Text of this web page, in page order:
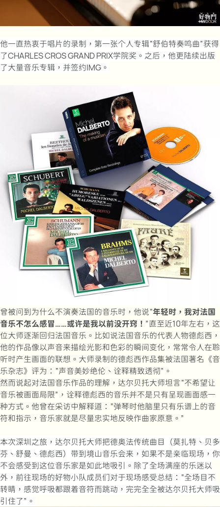
他一直热衷于唱片的录制，第一张个人专辑“舒伯特奏鸣曲”获得
了CHARLES CROS GRAND PRIX学院奖。之后，他更陆续出版
了大量音乐专辑，并签约IMG。
曾被问到为什么不演奏法国的音乐时，他说“年轻时，我对法国
音乐不怎么感冒……或许是我以前没开窍！ ”直至近10年左右，这
位大师逐渐回归法国音乐。比如说法国音乐的代表人物德彪西，
他的作品像以声音来描绘光影和色彩的瞬间变化，常常令人在聆
听时产生画面的联想。大师录制的德彪西作品集被法国著名《音
乐杂志》评为：“声音美妙绝伦、诠释精致透彻”。
然而说起对法国音乐作品的理解，达尔贝托大师坦言“不希望让
音乐被画面局限”，诠释德彪西的音乐并不是只有呈现画面感一
种方式。他曾在采访中解释道：“弹琴时他脑里只有乐谱上的音
符和指示，音乐家就是尽量忠实地反映作曲家原意。”
本次深圳之旅，达尔贝托大师把德奥法传统曲目（莫扎特、贝多
芬、舒曼、德彪西）带到境山音乐会来，如果不是亲临现场，你
不会感受到这位音乐家是如此地吸引。除了全场满座的乐迷以
外，前往现场的好物小队成员们对于现场感受总结：“全场目不
转睛，感觉呼吸都跟着音符而跳动，完完全全被达尔贝托大师吸
引住了”。